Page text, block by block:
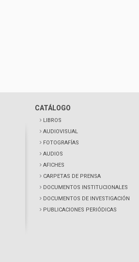
CATÁLOGO
LIBROS
AUDIOVISUAL
FOTOGRAFÍAS
AUDIOS
AFICHES
CARPETAS DE PRENSA
DOCUMENTOS INSTITUCIONALES
DOCUMENTOS DE INVESTIGACIÓN
PUBLICACIONES PERIÓDICAS